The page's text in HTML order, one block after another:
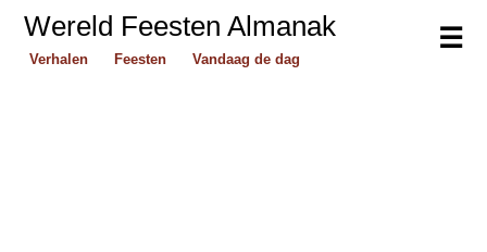
☰
Wereld Feesten Almanak
Verhalen Feesten Vandaag de dag